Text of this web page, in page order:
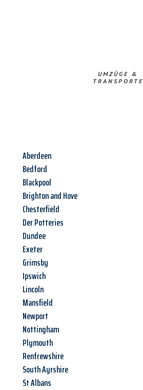
UMZÜGE &
TRANSPORTE
Aberdeen
Bedford
Blackpool
Brighton and Hove
Chesterfield
Der Potteries
Dundee
Exeter
Grimsby
Ipswich
Lincoln
Mansfield
Newport
Nottingham
Plymouth
Renfrewshire
South Ayrshire
St Albans